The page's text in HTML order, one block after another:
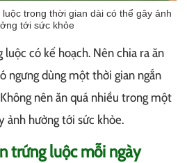
trong thời gian dài có thể gây ảnh
tới sức khỏe
có kế hoạch. Nên chia ra ăn
ngưng dùng một thời gian ngắn
nên ăn quá nhiều trong một
ảnh hưởng tới sức khỏe.
trứng luộc mỗi ngày